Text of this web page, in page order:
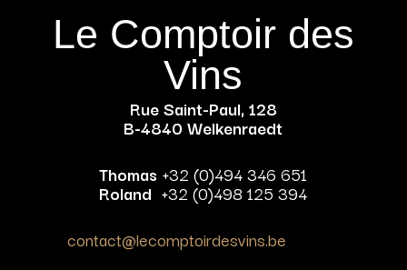
Le Comptoir des
Vins
Rue Saint-Paul, 128
B-4840 Welkenraedt
Thomas +32 (0)494 346 651
Roland +32 (0)498 125 394
contact@lecomptoirdesvins.be